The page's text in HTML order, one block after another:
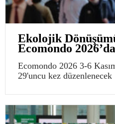
Ekolojik
Ecomondo 2026’da
Ecomondo 2026 3-6
29'uncu kez düzenlenecek